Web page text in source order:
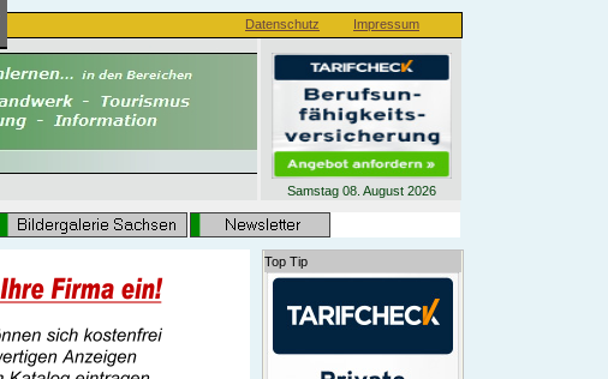
Impressum
Datenschutz
Samstag 08. August 2026
Top Tip